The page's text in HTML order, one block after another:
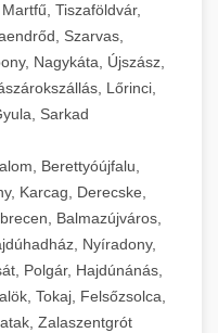
Tiszaföldvár,
Szarvas,
Nagykáta, Újszász,
Lőrinci,
Sarkad
Berettyóújfalu,
Karcag, Derecske,
Balmazújváros,
Nyíradony,
Polgár, Hajdúnánás,
Tokaj, Felsőzsolca,
Zalaszentgrót